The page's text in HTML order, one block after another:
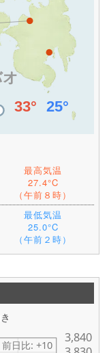
最高気温
27.4°C
（午前８時）
最低気温
25.0°C
（午前２時）